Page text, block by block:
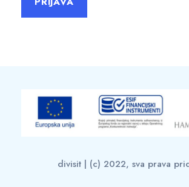
divisit | (c) 2022, sva prava